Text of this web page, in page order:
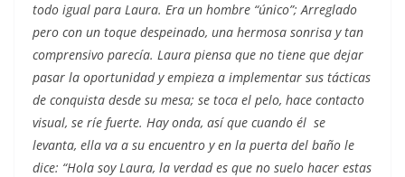
todo igual para Laura. Era un hombre “único”; Arreglado
pero con un toque despeinado, una hermosa sonrisa y tan
comprensivo parecía. Laura piensa que no tiene que dejar
pasar la oportunidad y empieza a implementar sus tácticas
de conquista desde su mesa; se toca el pelo, hace contacto
visual, se ríe fuerte. Hay onda, así que cuando él se
levanta, ella va a su encuentro y en la puerta del baño le
dice: “Hola soy Laura, la verdad es que no suelo hacer estas